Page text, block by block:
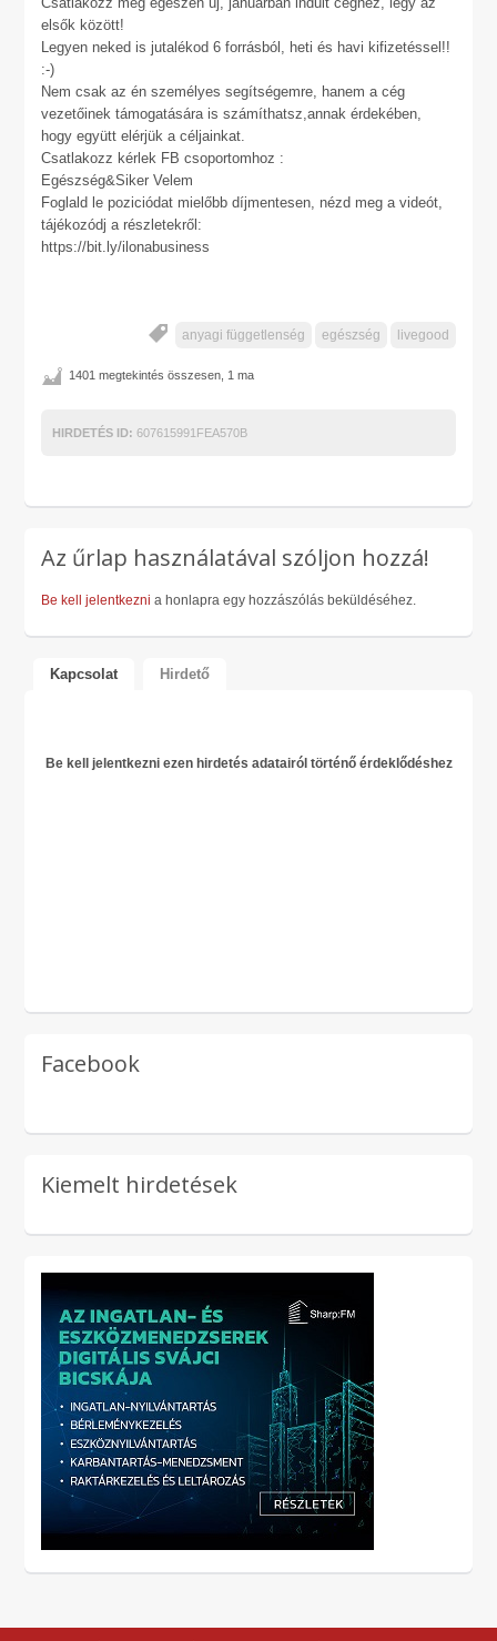
elsők között!
Legyen neked is jutalékod 6 forrásból, heti és havi kifizetéssel!!
:-)
Nem csak az én személyes segítségemre, hanem a cég
vezetőinek támogatására is számíthatsz,annak érdekében,
hogy együtt elérjük a céljainkat.
Csatlakozz kérlek FB csoportomhoz :
Egészség&Siker Velem
Foglald le poziciódat mielőbb díjmentesen, nézd meg a videót,
tájékozódj a részletekről:
https://bit.ly/ilonabusiness
anyagi függetlenség egészség livegood
1401 megtekintés összesen, 1 ma
HIRDETÉS ID:607615991FEA570B
Az űrlap használatával szóljon hozzá!
Be kell jelentkezni a honlapra egy hozzászólás beküldéséhez.
Kapcsolat Hirdető
Be kell jelentkezni ezen hirdetés adatairól történő érdeklődéshez
Facebook
Kiemelt hirdetések